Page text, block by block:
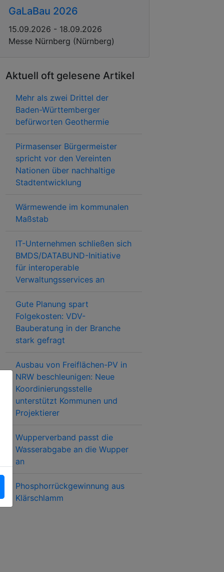
GaLaBau 2026
15.09.2026 - 18.09.2026
Messe Nürnberg (Nürnberg)
Aktuell oft gelesene Artikel
Mehr als zwei Drittel der
Baden-Württemberger
befürworten Geothermie
Pirmasenser Bürgermeister
spricht vor den Vereinten
Nationen über nachhaltige
Stadtentwicklung
Wärmewende im kommunalen
Maßstab
IT-Unternehmen schließen sich
BMDS/DATABUND-Initiative
für interoperable
Verwaltungsservices an
Gute Planung spart
Folgekosten: VDV-
Bauberatung in der Branche
stark gefragt
Ausbau von Freiflächen-PV in
NRW beschleunigen: Neue
Koordinierungsstelle
unterstützt Kommunen und
Projektierer
Wupperverband passt die
Wasserabgabe an die Wupper
an
Phosphorrückgewinnung aus
Klärschlamm